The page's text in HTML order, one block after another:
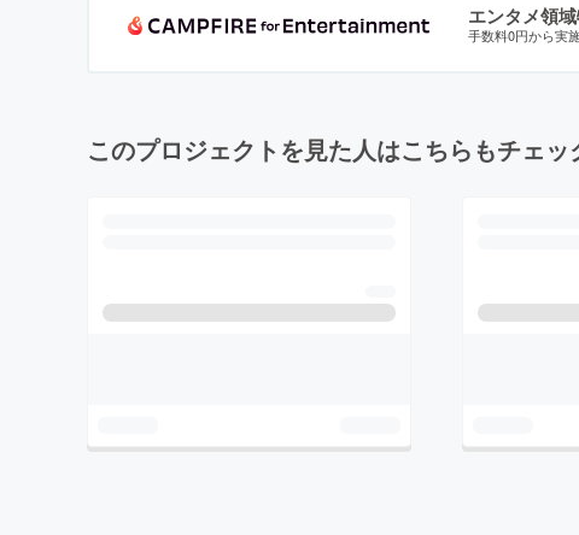
エンタメ領
手数料0円から実
このプロジェクトを見た人はこちらもチェ